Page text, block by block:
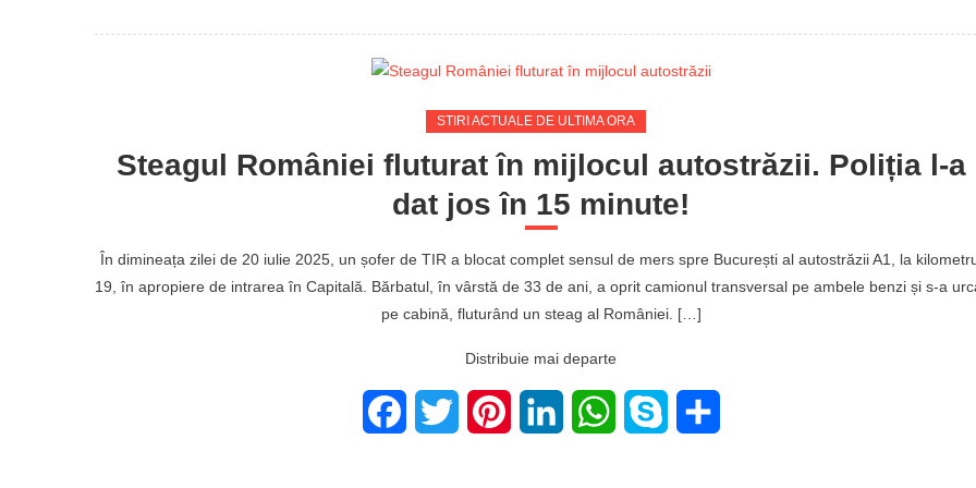
STIRI ACTUALE DE ULTIMA ORA
Steagul României fluturat în mijlocul autostrăzii. Poliția l-a
dat jos în 15 minute!
În dimineața zilei de 20 iulie 2025, un șofer de TIR a blocat complet sensul de mers spre București al autostrăzii A1, la
19, în apropiere de intrarea în Capitală. Bărbatul, în vârstă de 33 de ani, a oprit camionul transversal pe ambele benzi și s-a
pe cabină, fluturând un steag al României. […]
Distribuie mai departe
FacebookTwitter PinterestLinkedIn WhatsAppSkype